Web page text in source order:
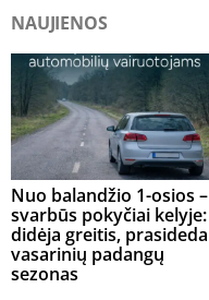
NAUJIENOS
Nuo balandžio 1-osios –
svarbūs pokyčiai kelyje:
didėja greitis, prasideda
vasarinių padangų
sezonas